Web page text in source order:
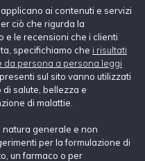
ai contenuti e servizi
ciò che rigurda la
e le recensioni che i clienti
specifichiamo che i risultati
persona a persona leggi
presenti sul sito vanno utilizzati
salute, bellezza e
di malattie.
natura generale e non
per la formulazione di
un farmaco o per